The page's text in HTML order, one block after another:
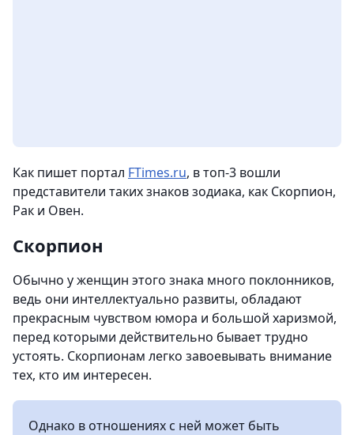
Как пишет портал FTimes.ru, в топ-3 вошли
представители таких знаков зодиака, как Скорпион,
Рак и Овен.
Скорпион
Обычно у женщин этого знака много поклонников,
ведь они интеллектуально развиты, обладают
прекрасным чувством юмора и большой харизмой,
перед которыми действительно бывает трудно
устоять. Скорпионам легко завоевывать внимание
тех, кто им интересен.
Однако в отношениях с ней может быть